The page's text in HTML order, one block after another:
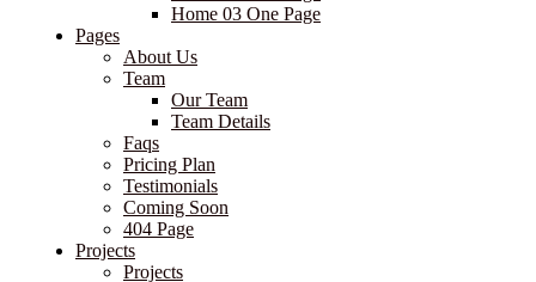
Our Team
Team Details
Faqs
Pricing Plan
Testimonials
Coming Soon
404 Page
Projects
Projects
Pre Construction
Solutions
Solutions